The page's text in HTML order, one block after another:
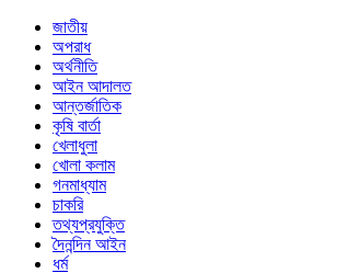
জাতীয়
অপরাধ
অর্থনীতি
আইন আদালত
আন্তর্জাতিক
কৃষি বার্তা
খেলাধুলা
খোলা কলাম
গনমাধ্যাম
চাকরি
তথ্যপ্রযুক্তি
দৈনন্দিন আইন
ধর্ম